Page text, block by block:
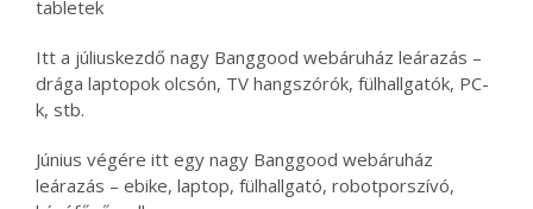
tabletek
Itt a júliuskezdő nagy Banggood webáruház leárazás –
drága laptopok olcsón, TV hangszórók, fülhallgatók, PC-
k, stb.
Június végére itt egy nagy Banggood webáruház
leárazás – ebike, laptop, fülhallgató, robotporszívó,